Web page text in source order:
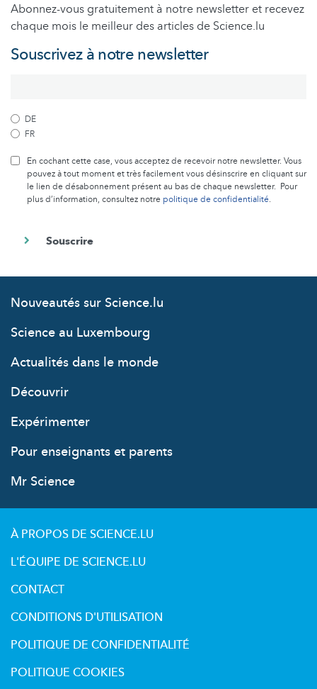
Abonnez-vous gratuitement à notre newsletter et recevez
chaque mois le meilleur des articles de Science.lu
Souscrivez à notre newsletter
DE
FR
En cochant cette case, vous acceptez de recevoir notre newsletter. Vous
pouvez à tout moment et très facilement vous désinscrire en cliquant sur
le lien de désabonnement présent au bas de chaque newsletter. Pour
plus d’information, consultez notre politique de confidentialité.
Nouveautés sur Science.lu
Science au Luxembourg
Actualités dans le monde
Découvrir
Expérimenter
Pour enseignants et parents
Mr Science
À PROPOS DE SCIENCE.LU
L'ÉQUIPE DE SCIENCE.LU
CONTACT
CONDITIONS D'UTILISATION
POLITIQUE DE CONFIDENTIALITÉ
POLITIQUE COOKIES